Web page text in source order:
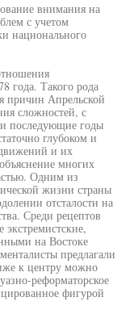
внимания на
с учетом
национального
года. Такого рода
причин Апрельской
сложностей, с
последующие годы
глубоком и
и их
многих
Одним из
жизни страны
отсталости на
Среди рецептов
на Востоке
предлагали
к центру можно
реформаторское
фигурой